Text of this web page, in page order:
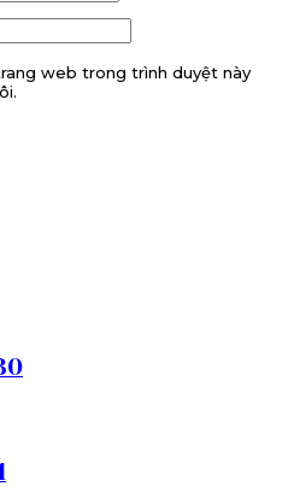
web trong trình duyệt này